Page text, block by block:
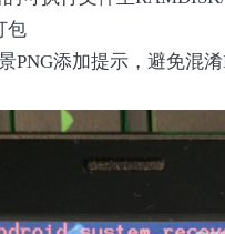
包
PNG添加提示，避免混